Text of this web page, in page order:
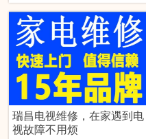
瑞昌电视维修，在家遇到电
视故障不用烦